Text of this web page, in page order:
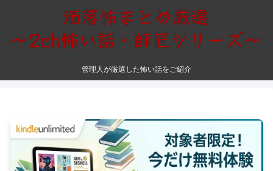
管理人が厳選した怖い話をご紹介